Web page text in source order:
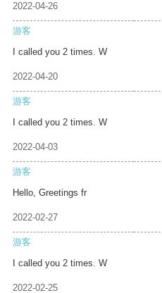
2022-04-26
游客
I called you 2 times. W
2022-04-20
游客
I called you 2 times. W
2022-04-03
游客
Hello, Greetings fr
2022-02-27
游客
I called you 2 times. W
2022-02-25